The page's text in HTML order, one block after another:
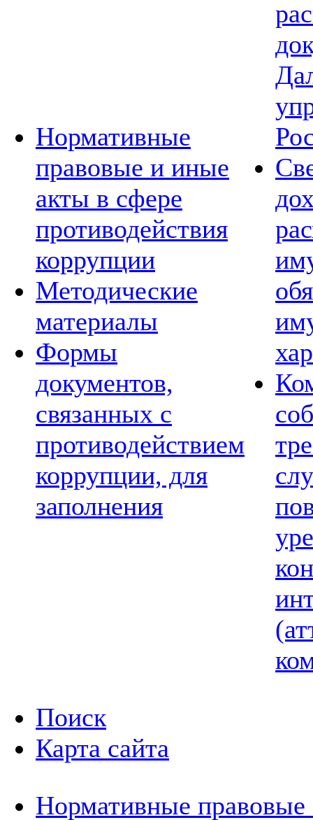
Нормативные
правовые и иные
акты в сфере
противодействия
коррупции
Методические
материалы
Формы
документов,
связанных с
противодействием
коррупции, для
заполнения
Поиск
Карта сайта
Нормативные правовые